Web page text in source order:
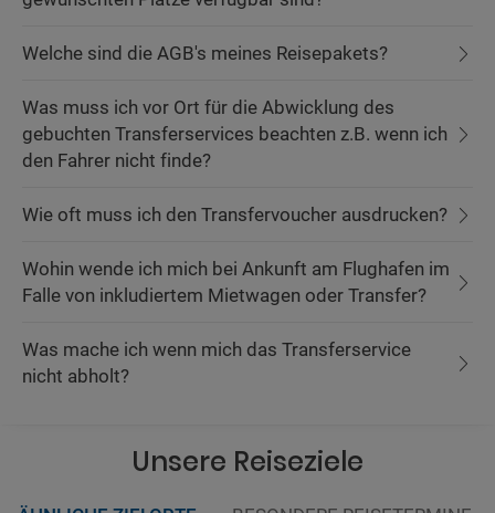
Welche sind die AGB's meines Reisepakets?
Was muss ich vor Ort für die Abwicklung des
gebuchten Transferservices beachten z.B. wenn ich
den Fahrer nicht finde?
Wie oft muss ich den Transfervoucher ausdrucken?
Wohin wende ich mich bei Ankunft am Flughafen im
Falle von inkludiertem Mietwagen oder Transfer?
Was mache ich wenn mich das Transferservice
nicht abholt?
Unsere Reiseziele